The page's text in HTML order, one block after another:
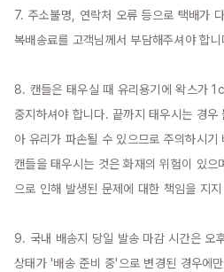
7. 주소불명, 연락처 오류 등으로 택배가
복배송료를 고객님께서 부담해주셔야 합니
8. 캔들은 태우실 때 유리용기에 왁스가
중지하셔야 합니다. 끝까지 태우시는 경
아 유리가 파손될 수 있으므로 주의하시기
캔들을 태우시는 것은 화재의 위험이 있으
으로 인해 발생된 문제에 대한 책임을 지
9. 국내 배송지 당일 발송 마감 시간은 오
상태가 '배송 준비 중'으로 변경된 경우에